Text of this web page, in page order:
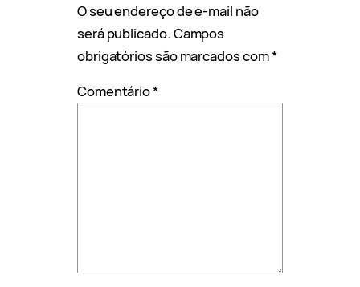
O seu endereço de e-mail não
será publicado. Campos
obrigatórios são marcados com*
Comentário*